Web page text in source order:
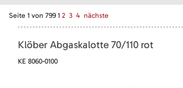
Seite 1 von 799 1 2 3 4 nächste
Klöber Abgaskalotte 70/110 rot
KE 8060-0100